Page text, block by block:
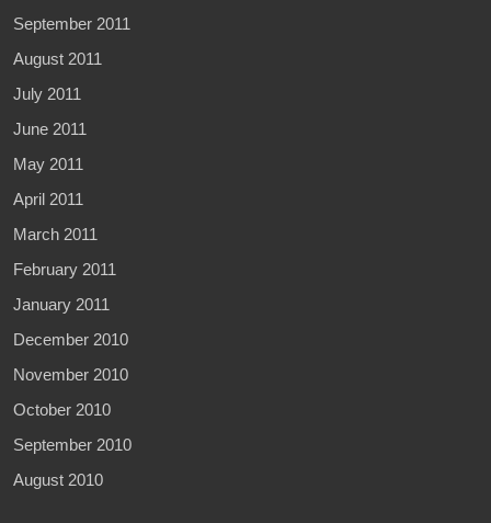
September 2011
August 2011
July 2011
June 2011
May 2011
April 2011
March 2011
February 2011
January 2011
December 2010
November 2010
October 2010
September 2010
August 2010